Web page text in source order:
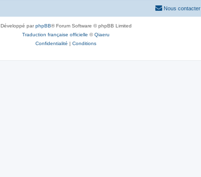
Nous contacter
Développé parphpBB® Forum Software © phpBB Limited
Traduction française officielle ©Qiaeru
Confidentialité | Conditions